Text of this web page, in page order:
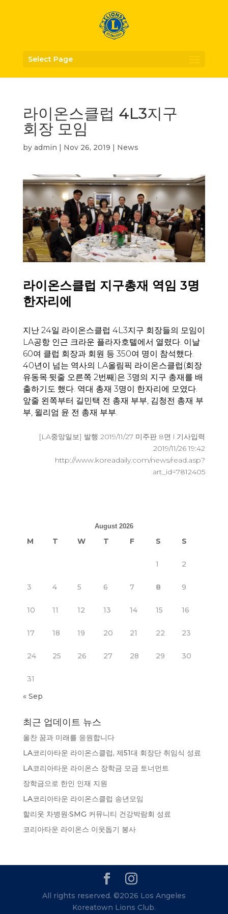
Select Page
라이온스클럽 4L3지구
회장 모임
by admin | Nov 26, 2019 | News
라이온스클럽 지구총재 역임 3명
한자리에
지난 24일 라이온스클럽 4L3지구 회장들의 모임이
LA공항 인근 크라운 플라자호텔에서 열렸다. 이날
60여 클럽 회장과 회원 등 350여 명이 참석했다.
40년이 넘는 역사의 LA올림픽 라이온스클럽(회장
유동목·뒷줄 오른쪽 2번째)은 3명의 지구 총재를 배
출하기도 했다. 역대 총재 3명이 한자리에 모였다.
앞줄 왼쪽부터 길민택 전 총재 부부, 김청전 총재 부
부, 윌리엄 윤 전 총재 부부.
[LA중앙일보] 발행 2019/11/27 미주판 8면 l 기사입력
2019/11/26 19:42
http://www.koreadaily.com/news/read.asp?
art_id=7812405
August 2026
M T W T F S S
1 2
3 4 5 6 7 8 9
10 11 12 13 14 15 16
17 18 19 20 21 22 23
24 25 26 27 28 29 30
31
« Sep
최근 업데이트 뉴스
올찬 꿈과 미래를 응원합니다
LA코리아타운 라이온스클럽, 제51대 회장단 취임식 성료
LA코리아타운 라이온스 장학금 모금 토너먼트
장학금으로 한인 인재 지원
LA코리아타운 라이온스클럽 송년모임
할리웃 차병원·SMG 커뮤니티 건강박람회 성료
코리아타운 라이온스 이웃돕기 봉사
All rights reserved. ©2026 Los Angeles
Koreatown Lions Club.